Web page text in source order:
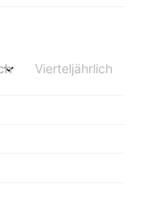
Vierteljährlich